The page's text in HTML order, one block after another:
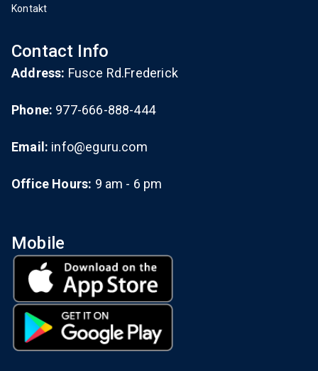
Kontakt
Contact Info
Address: Fusce Rd.Frederick
Phone: 977-666-888-444
Email: info@eguru.com
Office Hours: 9 am - 6 pm
Mobile